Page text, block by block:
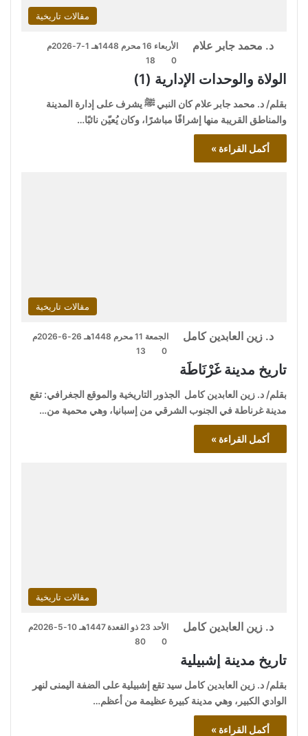
مقالات تاريخية
د. محمد جابر علام
الأربعاء 16 محرم 1448هـ 1-7-2026م
0
18
الولاة والوحدات الإدارية (1)
بقلم/ د. محمد جابر علام كان النبي ﷺ يشرف على إدارة المدينة
والمناطق القريبة منها إشرافًا مباشرًا، وكان يُعيّن نائبًا…
أكمل القراءة »
مقالات تاريخية
د. زين العابدين كامل
الجمعة 11 محرم 1448هـ 26-6-2026م
0
13
تاريخ مدينة غَرْنَاطَة
بقلم/ د. زين العابدين كامل الجذور التاريخية والموقع الجغرافي: تقع
مدينة غرناطة في الجنوب الشرقي من إسبانيا، وهي محمية من…
أكمل القراءة »
مقالات تاريخية
د. زين العابدين كامل
الأحد 23 ذو القعدة 1447هـ 10-5-2026م
0
80
تاريخ مدينة إشبيلية
بقلم/ د. زين العابدين كامل سيد تقع إشبيلية على الضفة اليمنى لنهر
الوادي الكبير، وهي مدينة كبيرة عظيمة من أعظم…
أكمل القراءة »